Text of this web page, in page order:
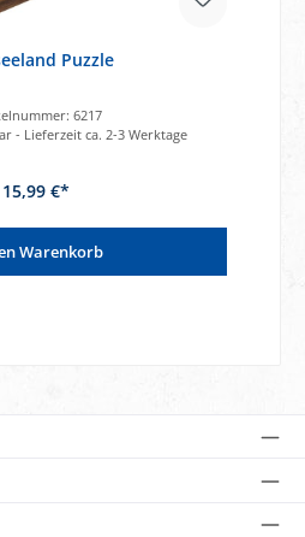
Puzzle
6217
- Lieferzeit ca. 2-3 Werktage
15,99 €*
Warenkorb